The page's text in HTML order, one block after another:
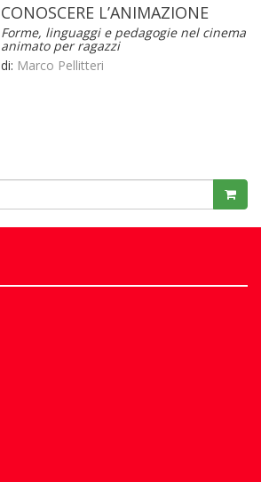
CONOSCERE L’ANIMAZIONE
Forme, linguaggi e pedagogie nel cinema
animato per ragazzi
di: Marco Pellitteri